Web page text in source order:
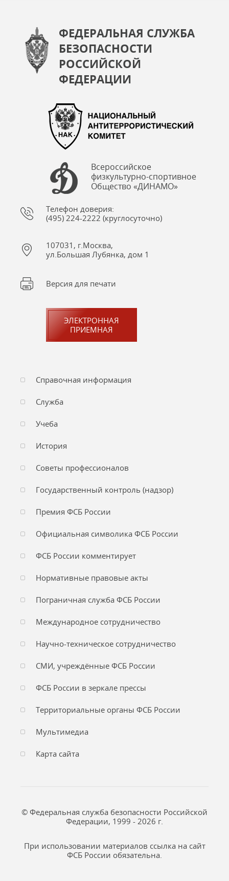
ФЕДЕРАЛЬНАЯ СЛУЖБА
БЕЗОПАСНОСТИ
РОССИЙСКОЙ
ФЕДЕРАЦИИ
Всероссийское
физкультурно-спортивное
Общество «ДИНАМО»
Телефон доверия:
(495) 224-2222 (круглосуточно)
107031, г.Москва,
ул.Большая Лубянка, дом 1
Версия для печати
ЭЛЕКТРОННАЯ
ПРИЕМНАЯ
Справочная информация
Служба
Учеба
История
Советы профессионалов
Государственный контроль (надзор)
Премия ФСБ России
Официальная символика ФСБ России
ФСБ России комментирует
Нормативные правовые акты
Пограничная служба ФСБ России
Международное сотрудничество
Научно-техническое сотрудничество
СМИ, учреждённые ФСБ России
ФСБ России в зеркале прессы
Территориальные органы ФСБ России
Мультимедиа
Карта сайта
© Федеральная служба безопасности Российской
Федерации, 1999 - 2026 г.
При использовании материалов ссылка на сайт
ФСБ России обязательна.